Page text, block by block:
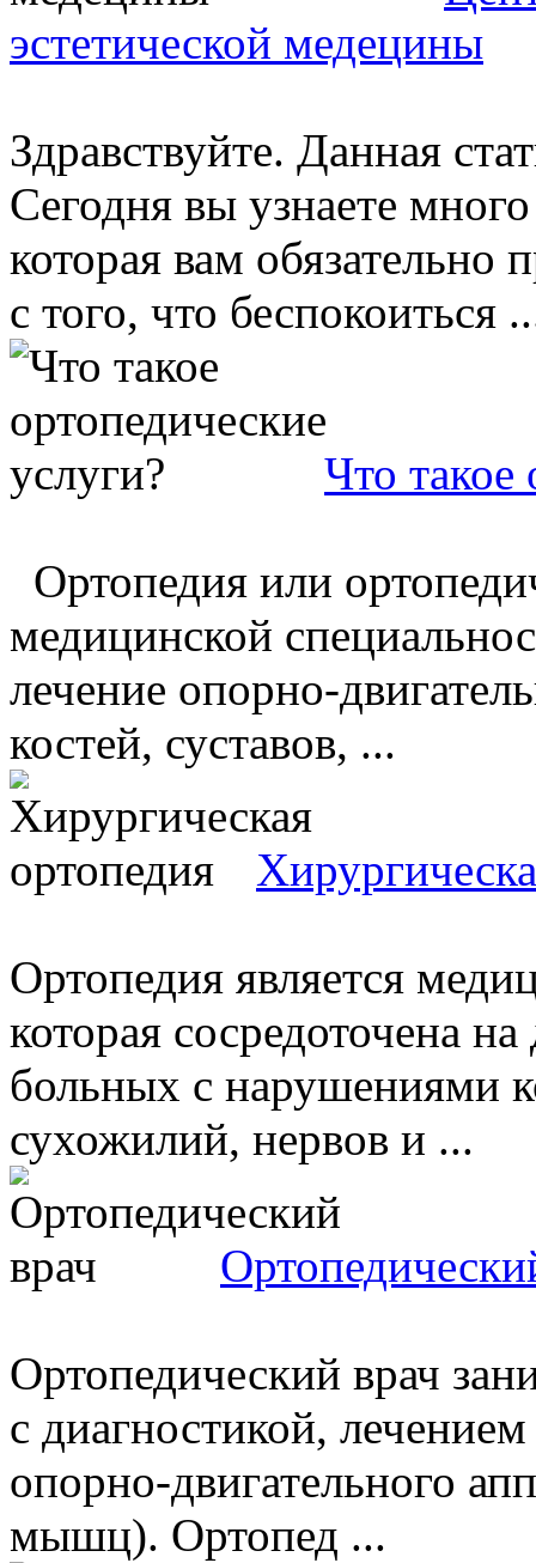
эстетической медецины
Здравствуйте. Данная
Сегодня вы узнаете
которая вам обязательно
с того, что беспокоиться
Что такое
Ортопедия или
медицинской
лечение опорно-
костей, суставов, ...
Ортопедия является
которая сосредоточена
больных с нарушениями
сухожилий, нервов и ...
Ортопедический врач
с диагностикой,
опорно-двигательного
мышц). Ортопед ...